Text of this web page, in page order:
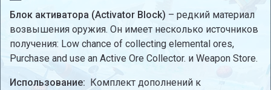
Блок активатора (Activator Block) – редкий материал
возвышения оружия. Он имеет несколько источников
получения: Low chance of collecting elemental ores,
Purchase and use an Active Ore Collector. и Weapon Store.
Использование: Комплект дополнений к